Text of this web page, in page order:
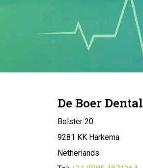
De Boer Dental
Bolster 20
9281 KK Harkema
Netherlands